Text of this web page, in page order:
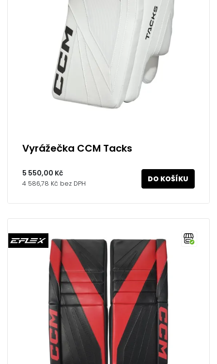
Vyrážečka CCM Tacks
5 550,00 Kč
4 586,78 Kč bez DPH DO KOŠÍKU